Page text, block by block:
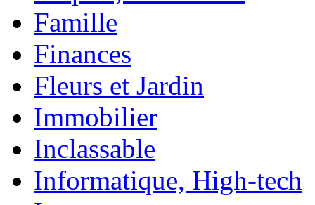
Famille
Finances
Fleurs et Jardin
Immobilier
Inclassable
Informatique, High-tech